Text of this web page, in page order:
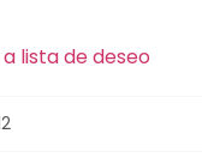
lista de deseo